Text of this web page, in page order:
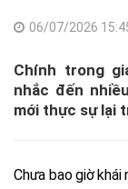
06/07/2026
Chính trong
nhắc đến
mới thực sự lại
Chưa bao giờ